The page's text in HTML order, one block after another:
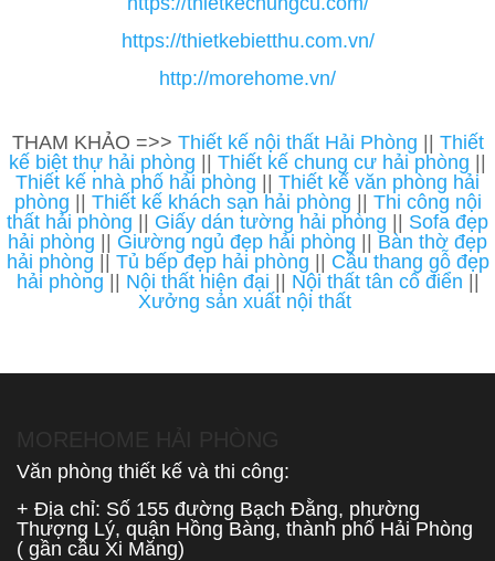
https://thietkebietthu.com.vn/
http://morehome.vn/
THAM KHẢO =>> Thiết kế nội thất Hải Phòng || Thiết
kế biệt thự hải phòng || Thiết kế chung cư hải phòng ||
Thiết kế nhà phố hải phòng || Thiết kế văn phòng hải
phòng || Thiết kế khách sạn hải phòng || Thi công nội
thất hải phòng || Giấy dán tường hải phòng || Sofa đẹp
hải phòng || Giường ngủ đẹp hải phòng || Bàn thờ đẹp
hải phòng || Tủ bếp đẹp hải phòng || Cầu thang gỗ đẹp
hải phòng || Nội thất hiện đại || Nội thất tân cổ điển ||
Xưởng sản xuất nội thất
Văn phòng thiết kế và thi công:
+ Địa chỉ: Số 155 đường Bạch Đằng, phường
Thượng Lý, quận Hồng Bàng, thành phố Hải Phòng
( gần cầu Xi Măng)